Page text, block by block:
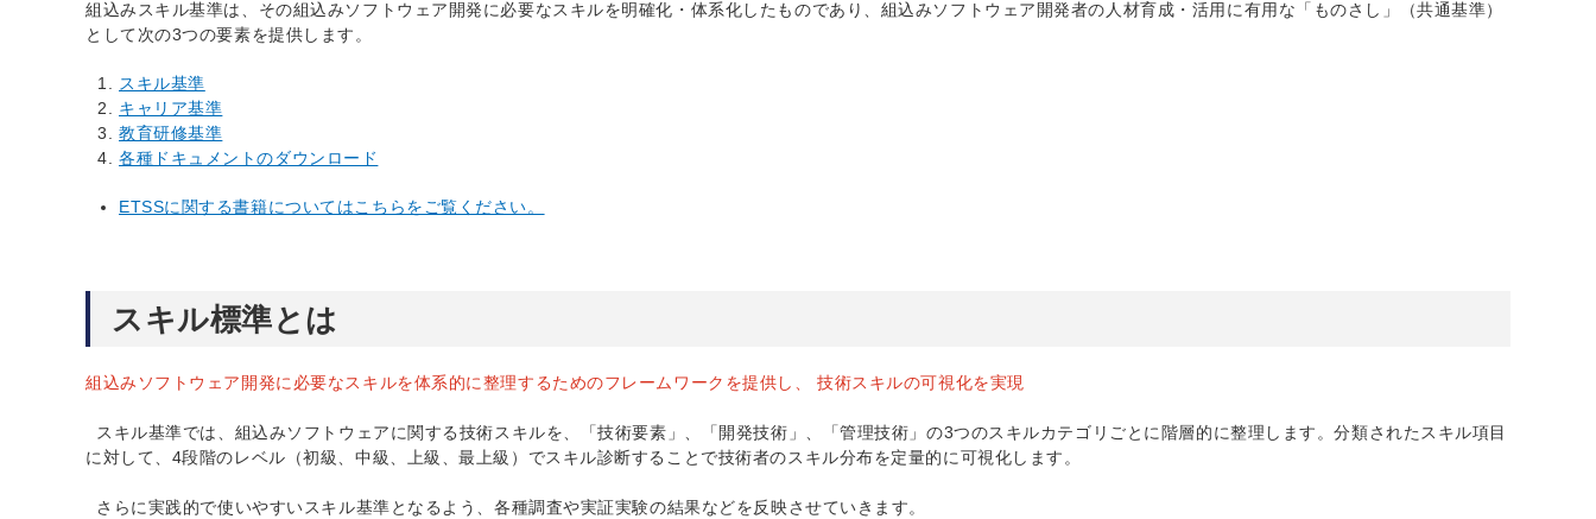
組込みスキル基準は、その組込みソフトウェア開発に必要なスキルを明確化・体系化したものであり、組込みソフトウェア開発者の人材育成・活用に有用な「ものさし」（共通基準）
として次の3つの要素を提供します。
スキル基準
キャリア基準
教育研修基準
各種ドキュメントのダウンロード
ETSSに関する書籍についてはこちらをご覧ください。
スキル標準とは
組込みソフトウェア開発に必要なスキルを体系的に整理するためのフレームワークを提供し、 技術スキルの可視化を実現
スキル基準では、組込みソフトウェアに関する技術スキルを、「技術要素」、「開発技術」、「管理技術」の3つのスキルカテゴリごとに階層的に整理します。分類されたスキル項目
に対して、4段階のレベル（初級、中級、上級、最上級）でスキル診断することで技術者のスキル分布を定量的に可視化します。
さらに実践的で使いやすいスキル基準となるよう、各種調査や実証実験の結果などを反映させていきます。